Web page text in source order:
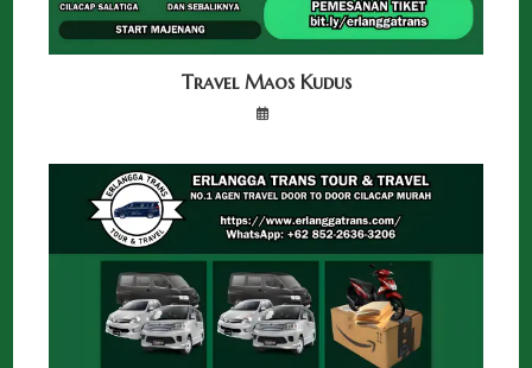
Travel Maos Kudus